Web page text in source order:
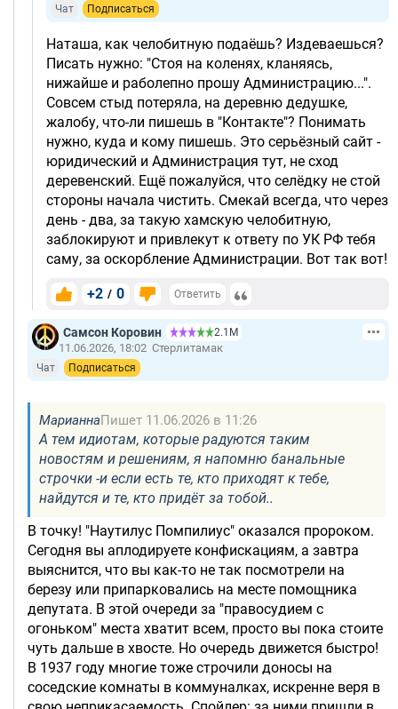
Чат Подписаться
Наташа, как челобитную подаёшь? Издеваешься?
Писать нужно: "Стоя на коленях, кланяясь,
нижайше и раболепно прошу Администрацию...".
Совсем стыд потеряла, на деревню дедушке,
жалобу, что-ли пишешь в "Контакте"? Понимать
нужно, куда и кому пишешь. Это серьёзный сайт -
юридический и Администрация тут, не сход
деревенский. Ещё пожалуйся, что селёдку не стой
стороны начала чистить. Смекай всегда, что через
день - два, за такую хамскую челобитную,
заблокируют и привлекут к ответу по УК РФ тебя
саму, за оскорбление Администрации. Вот так вот!
+2 / 0 Ответить
Самсон Коровин 2.1М
11.06.2026, 18:02 Стерлитамак
Чат Подписаться
МарианнаПишет 11.06.2026 в 11:26
А тем идиотам, которые радуются таким
новостям и решениям, я напомню банальные
строчки -и если есть те, кто приходят к тебе,
найдутся и те, кто придёт за тобой..
В точку! "Наутилус Помпилиус" оказался пророком.
Сегодня вы аплодируете конфискациям, а завтра
выяснится, что вы как-то не так посмотрели на
березу или припарковались на месте помощника
депутата. В этой очереди за "правосудием с
огоньком" места хватит всем, просто вы пока стоите
чуть дальше в хвосте. Но очередь движется быстро!
В 1937 году многие тоже строчили доносы на
соседские комнаты в коммуналках, искренне веря в